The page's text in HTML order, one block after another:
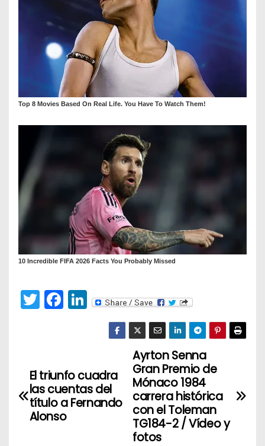
T
w
F
a
b
o
o
Li
dI
n
a
Ayrton Senna
Gran Premio de
Mónaco 1984
carrera histórica
con el Toleman
TG184-2 / Vídeo y
fotos
El triunfo cuadra
las cuentas del
título a Fernando
Alonso